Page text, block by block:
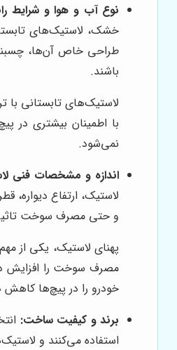
نوع آب و هوا و شرایط
خشک، لاستیک‌های
طراحی خاص آن‌ها،
باشند.
لاستیک‌های تابستانی با
با اطمینان بیشتری در
نمی‌شود.
اندازه و مشخصات فنی
لاستیک، ارتفاع
و حتی مصرف سوخت
پهنای لاستیک، یکی از
مصرف سوخت را افزایش
خودرو را در پیچ‌ها کاهش
برند و کیفیت ساخت:
استفاده می‌کنند و